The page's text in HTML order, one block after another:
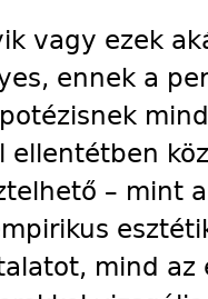
vagy ezek
ennek a
ellentétben
– mint
mind az